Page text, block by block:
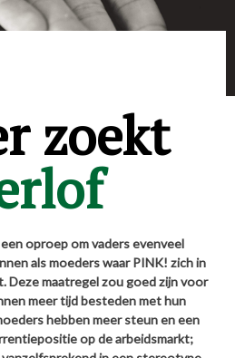
zoekt
oproep om vaders evenveel
als moeders waar PINK! zich in
Deze maatregel zou goed zijn voor
meer tijd besteden met hun
hebben meer steun en een
op de arbeidsmarkt;